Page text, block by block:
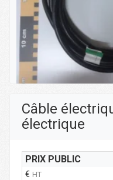
Câble
électrique
PRIX PUBLIC
€ HT